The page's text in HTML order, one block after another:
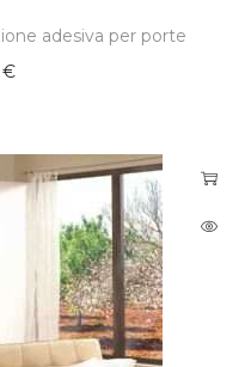
adesiva per porte
€